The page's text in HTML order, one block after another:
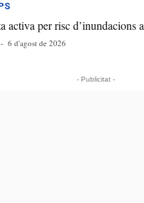
activa per risc d’inundacions
- 6 d'agost de 2026
- Publicitat -